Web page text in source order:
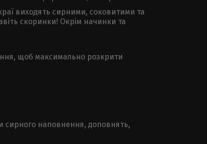
виходять сирними, соковитими та
скоринки! Окрім начинки та
щоб максимально розкрити
сирного наповнення, доповнять,